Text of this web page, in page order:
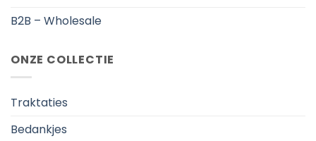
B2B – Wholesale
ONZE COLLECTIE
Traktaties
Bedankjes